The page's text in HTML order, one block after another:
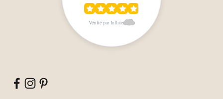
Vérifié par Inflate